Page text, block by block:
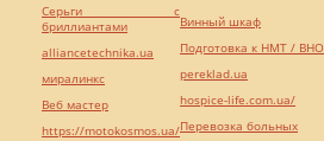
Серьги с
бриллиантами
alliancetechnika.ua
миралинкс
Веб мастер
https://motokosmos.ua/
Винный шкаф
Подготовка к НМТ / ВНО
pereklad.ua
hospice-life.com.ua/
Перевозка больных